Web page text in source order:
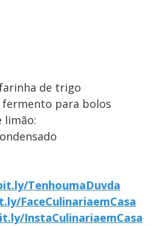
de trigo
fermento para bolos
limão:
TenhoumaDuvda
FaceCulinariaemCasa
InstaCulinariaemCasa